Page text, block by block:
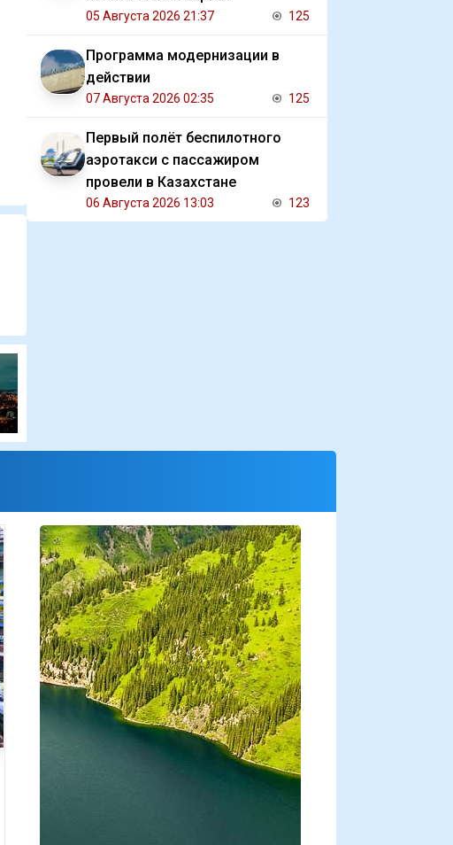
05 Августа 2026 21:37 125
Программа модернизации в
действии
07 Августа 2026 02:35 125
Первый полёт беспилотного
аэротакси с пассажиром
провели в Казахстане
06 Августа 2026 13:03 123